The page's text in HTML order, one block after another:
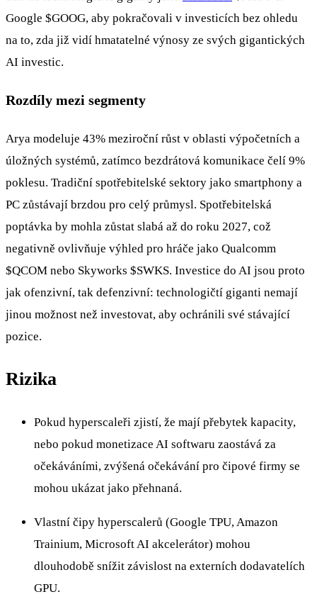
Google $GOOG, aby pokračovali v investicích bez ohledu
na to, zda již vidí hmatatelné výnosy ze svých gigantických
AI investic.
Rozdíly mezi segmenty
Arya modeluje 43% meziroční růst v oblasti výpočetních a
úložných systémů, zatímco bezdrátová komunikace čelí 9%
poklesu. Tradiční spotřebitelské sektory jako smartphony a
PC zůstávají brzdou pro celý průmysl. Spotřebitelská
poptávka by mohla zůstat slabá až do roku 2027, což
negativně ovlivňuje výhled pro hráče jako Qualcomm
$QCOM nebo Skyworks $SWKS. Investice do AI jsou proto
jak ofenzivní, tak defenzivní: technologičtí giganti nemají
jinou možnost než investovat, aby ochránili své stávající
pozice.
Rizika
Pokud hyperscaleři zjistí, že mají přebytek kapacity,
nebo pokud monetizace AI softwaru zaostává za
očekáváními, zvýšená očekávání pro čipové firmy se
mohou ukázat jako přehnaná.
Vlastní čipy hyperscalerů (Google TPU, Amazon
Trainium, Microsoft AI akcelerátor) mohou
dlouhodobě snížit závislost na externích dodavatelích
GPU.